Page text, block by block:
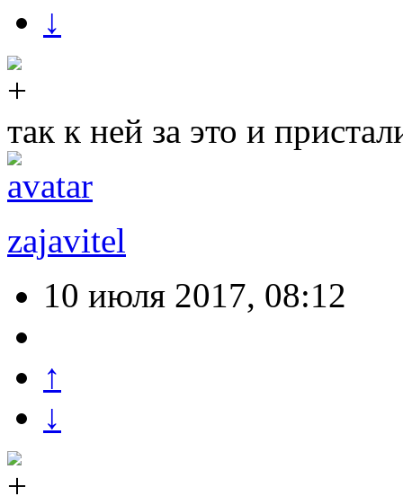
↓
так к ней за это и
zajavitel
10 июля 2017, 08:12
↑
↓